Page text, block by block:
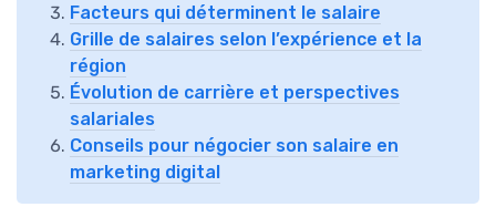
Facteurs qui déterminent le salaire
Grille de salaires selon l’expérience et la
région
Évolution de carrière et perspectives
salariales
Conseils pour négocier son salaire en
marketing digital